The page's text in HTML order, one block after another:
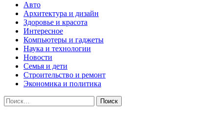
Авто
Архитектура и дизайн
Здоровье и красота
Интересное
Компьютеры и гаджеты
Наука и технологии
Новости
Семья и дети
Строительство и ремонт
Экономика и политика
Найти: